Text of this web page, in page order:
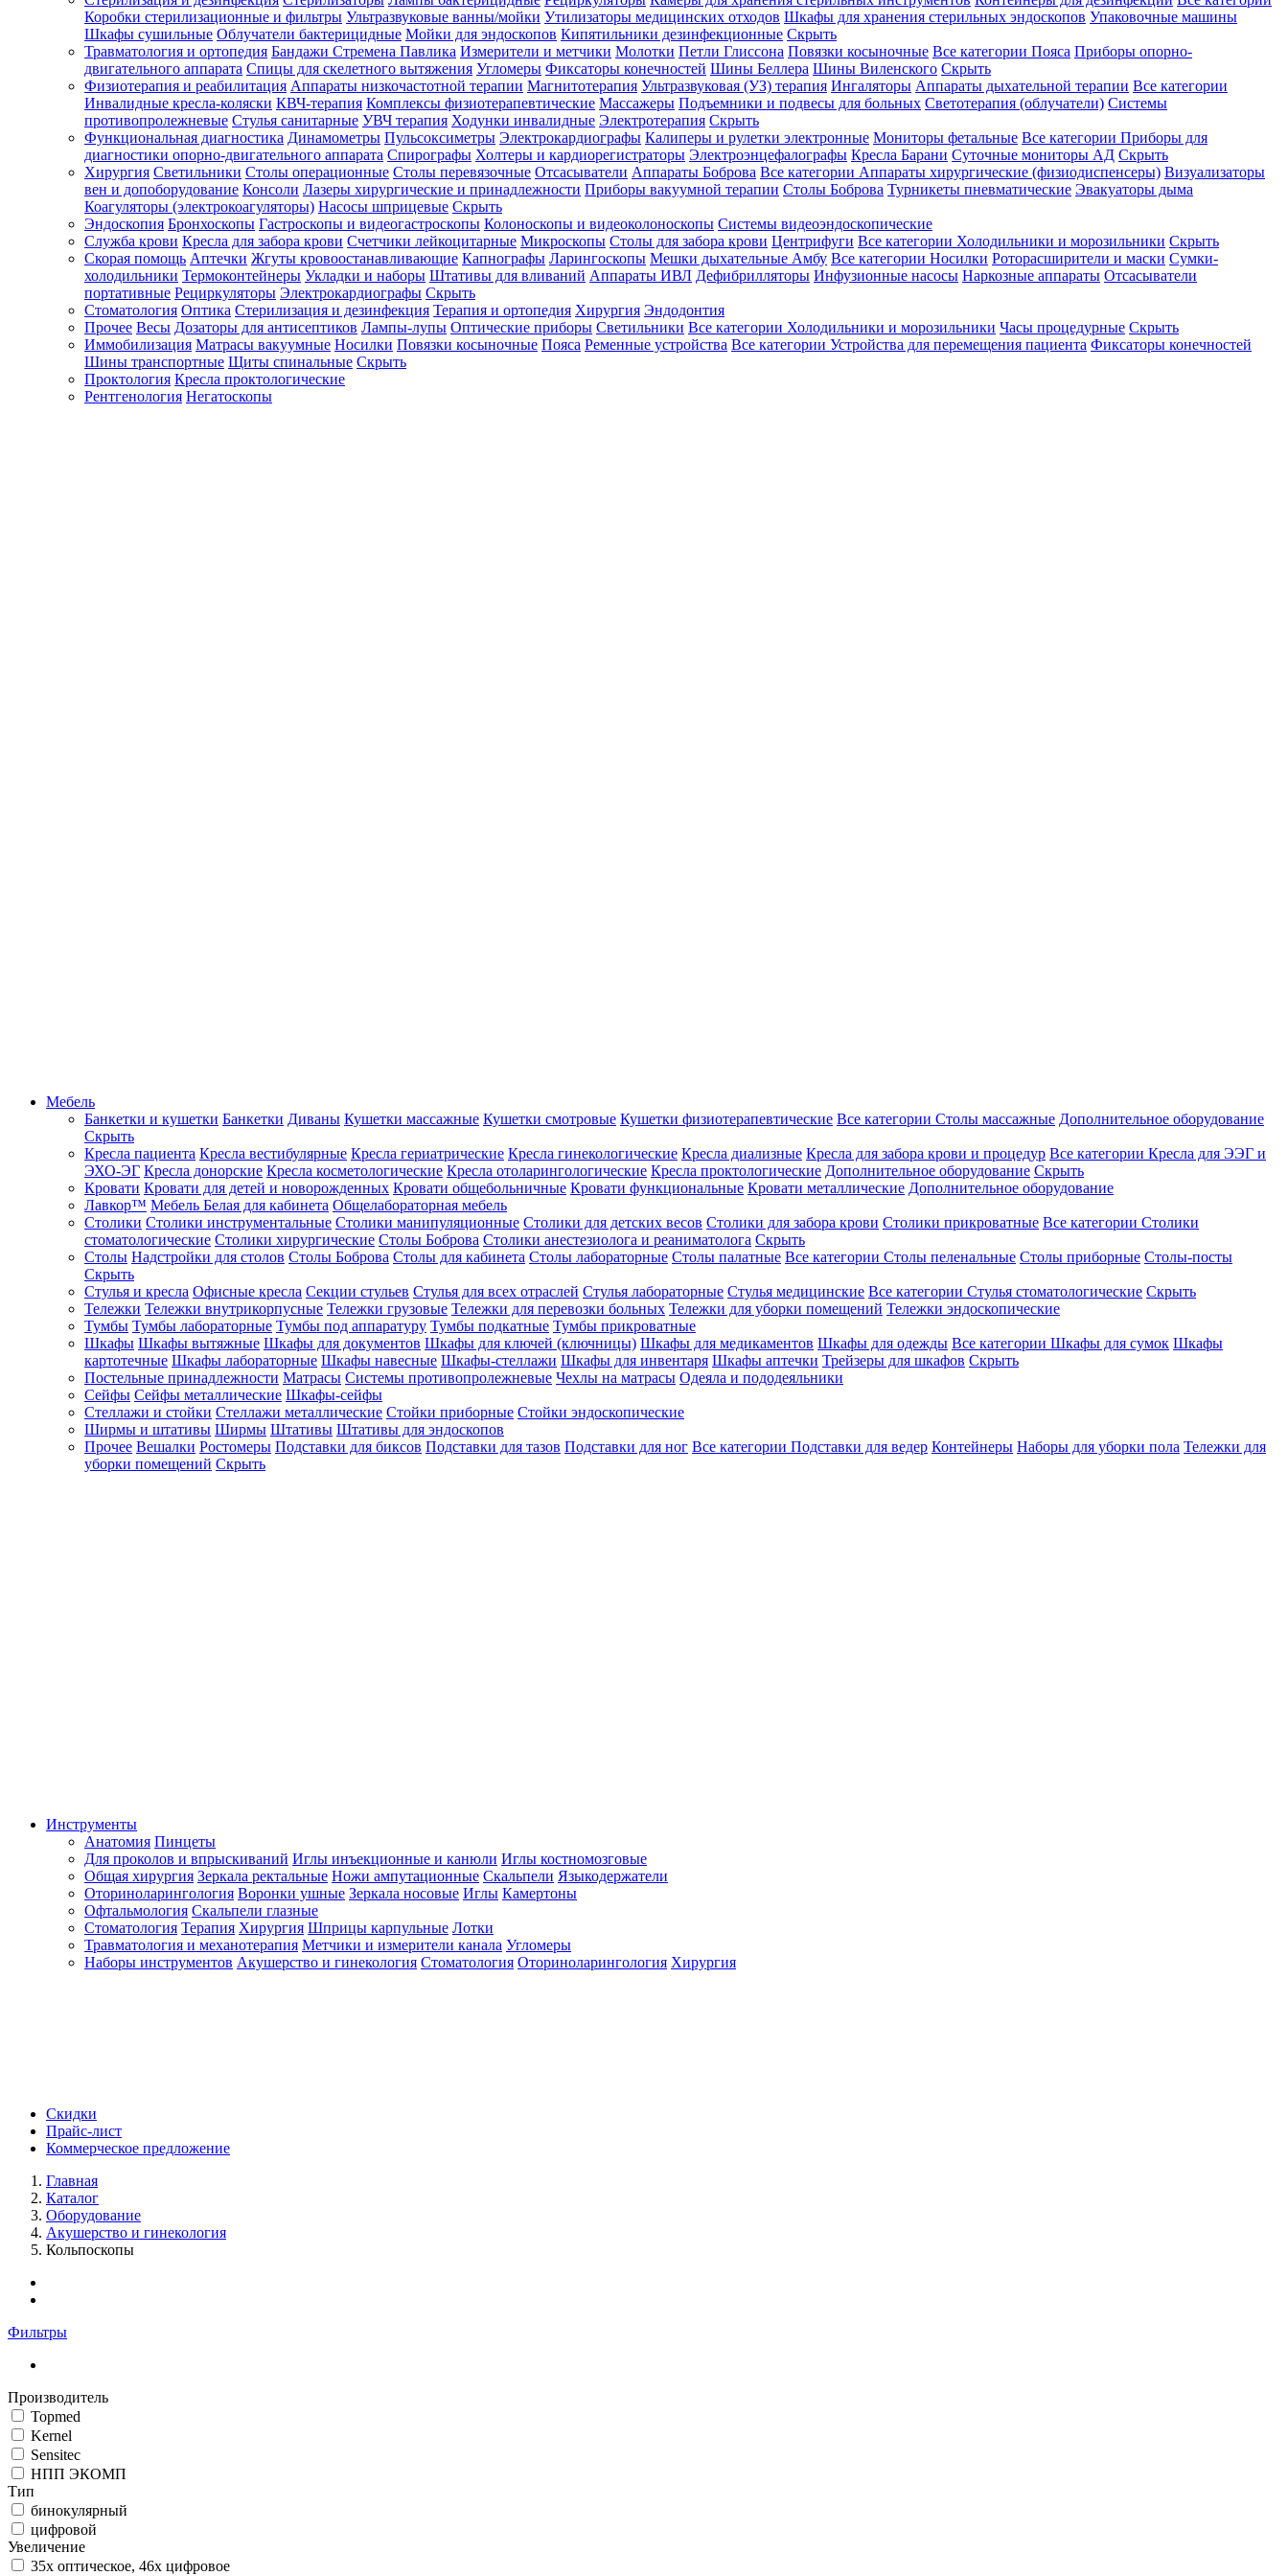
Зарегистрироваться
Зачем
регистрироваться?
Все
покупки
в
одном
месте
Личный
менеджер
Отслеживание
статуса
заказа
Коробки стерилизационные и фильтры Ультразвуковые ванны/мойки Утилизаторы медицинских отходов Шкафы для хранения стерильных эндоскопов Упаковочные машины
Шкафы сушильные Облучатели бактерицидные Мойки для эндоскопов Кипятильники дезинфекционные Скрыть
Травматология и ортопедия Бандажи Стремена Павлика Измерители и метчики Молотки Петли Глиссона Повязки косыночные Все категории Пояса Приборы опорно-
двигательного аппарата Спицы для скелетного вытяжения Угломеры Фиксаторы конечностей Шины Беллера Шины Виленского Скрыть
Физиотерапия и реабилитация Аппараты низкочастотной терапии Магнитотерапия Ультразвуковая (УЗ) терапия Ингаляторы Аппараты дыхательной терапии Все категории
Инвалидные кресла-коляски КВЧ-терапия Комплексы физиотерапевтические Массажеры Подъемники и подвесы для больных Светотерапия (облучатели) Системы
противопролежневые Стулья санитарные УВЧ терапия Ходунки инвалидные Электротерапия Скрыть
Функциональная диагностика Динамометры Пульсоксиметры Электрокардиографы Калиперы и рулетки электронные Мониторы фетальные Все категории Приборы для
диагностики опорно-двигательного аппарата Спирографы Холтеры и кардиорегистраторы Электроэнцефалографы Кресла Барани Суточные мониторы АД Скрыть
Хирургия Светильники Столы операционные Столы перевязочные Отсасыватели Аппараты Боброва Все категории Аппараты хирургические (физиодиспенсеры) Визуализаторы
вен и допоборудование Консоли Лазеры хирургические и принадлежности Приборы вакуумной терапии Столы Боброва Турникеты пневматические Эвакуаторы дыма
Коагуляторы (электрокоагуляторы) Насосы шприцевые Скрыть
Эндоскопия Бронхоскопы Гастроскопы и видеогастроскопы Колоноскопы и видеоколоноскопы Системы видеоэндоскопические
Служба крови Кресла для забора крови Счетчики лейкоцитарные Микроскопы Столы для забора крови Центрифуги Все категории Холодильники и морозильники Скрыть
Скорая помощь Аптечки Жгуты кровоостанавливающие Капнографы Ларингоскопы Мешки дыхательные Амбу Все категории Носилки Роторасширители и маски Сумки-
холодильники Термоконтейнеры Укладки и наборы Штативы для вливаний Аппараты ИВЛ Дефибрилляторы Инфузионные насосы Наркозные аппараты Отсасыватели
портативные Рециркуляторы Электрокардиографы Скрыть
Стоматология Оптика Стерилизация и дезинфекция Терапия и ортопедия Хирургия Эндодонтия
Прочее Весы Дозаторы для антисептиков Лампы-лупы Оптические приборы Светильники Все категории Холодильники и морозильники Часы процедурные Скрыть
Иммобилизация Матрасы вакуумные Носилки Повязки косыночные Пояса Ременные устройства Все категории Устройства для перемещения пациента Фиксаторы конечностей
Шины транспортные Щиты спинальные Скрыть
Проктология Кресла проктологические
Рентгенология Негатоскопы
Мебель
Банкетки и кушетки Банкетки Диваны Кушетки массажные Кушетки смотровые Кушетки физиотерапевтические Все категории Столы массажные Дополнительное оборудование
Скрыть
Кресла пациента Кресла вестибулярные Кресла гериатрические Кресла гинекологические Кресла диализные Кресла для забора крови и процедур Все категории Кресла для ЭЭГ и
ЭХО-ЭГ Кресла донорские Кресла косметологические Кресла отоларингологические Кресла проктологические Дополнительное оборудование Скрыть
Кровати Кровати для детей и новорожденных Кровати общебольничные Кровати функциональные Кровати металлические Дополнительное оборудование
Лавкор™ Мебель Белая для кабинета Общелабораторная мебель
Столики Столики инструментальные Столики манипуляционные Столики для детских весов Столики для забора крови Столики прикроватные Все категории Столики
стоматологические Столики хирургические Столы Боброва Столики анестезиолога и реаниматолога Скрыть
Столы Надстройки для столов Столы Боброва Столы для кабинета Столы лабораторные Столы палатные Все категории Столы пеленальные Столы приборные Столы-посты
Скрыть
Стулья и кресла Офисные кресла Секции стульев Стулья для всех отраслей Стулья лабораторные Стулья медицинские Все категории Стулья стоматологические Скрыть
Тележки Тележки внутрикорпусные Тележки грузовые Тележки для перевозки больных Тележки для уборки помещений Тележки эндоскопические
Тумбы Тумбы лабораторные Тумбы под аппаратуру Тумбы подкатные Тумбы прикроватные
Шкафы Шкафы вытяжные Шкафы для документов Шкафы для ключей (ключницы) Шкафы для медикаментов Шкафы для одежды Все категории Шкафы для сумок Шкафы
картотечные Шкафы лабораторные Шкафы навесные Шкафы-стеллажи Шкафы для инвентаря Шкафы аптечки Трейзеры для шкафов Скрыть
Постельные принадлежности Матрасы Системы противопролежневые Чехлы на матрасы Одеяла и пододеяльники
Сейфы Сейфы металлические Шкафы-сейфы
Стеллажи и стойки Стеллажи металлические Стойки приборные Стойки эндоскопические
Ширмы и штативы Ширмы Штативы Штативы для эндоскопов
Прочее Вешалки Ростомеры Подставки для биксов Подставки для тазов Подставки для ног Все категории Подставки для ведер Контейнеры Наборы для уборки пола Тележки для
уборки помещений Скрыть
Инструменты
Анатомия Пинцеты
Для проколов и впрыскиваний Иглы инъекционные и канюли Иглы костномозговые
Общая хирургия Зеркала ректальные Ножи ампутационные Скальпели Языкодержатели
Оториноларингология Воронки ушные Зеркала носовые Иглы Камертоны
Офтальмология Скальпели глазные
Стоматология Терапия Хирургия Шприцы карпульные Лотки
Травматология и механотерапия Метчики и измерители канала Угломеры
Наборы инструментов Акушерство и гинекология Стоматология Оториноларингология Хирургия
Скидки
Прайс-лист
Коммерческое предложение
Главная
Каталог
Оборудование
Акушерство и гинекология
Кольпоскопы
Фильтры
Производитель
Topmed
Kernel
Sensitec
НПП ЭКОМП
Тип
бинокулярный
цифровой
Увеличение
35x оптическое, 46x цифровое